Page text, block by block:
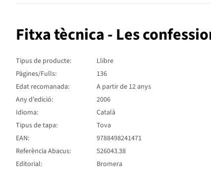
Fitxa tècnica - Les
Tipus de producte:
Llibre
Pàgines/Fulls:
136
Edat recomanada:
A partir de 12 anys
Any d'edició:
2006
Idioma:
Català
Tipus de tapa:
Tova
EAN:
9788498241471
Referència Abacus:
526043.38
Editorial:
Bromera